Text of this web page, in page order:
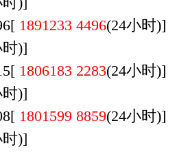
1891233 4496(24小时
时)]
1806183 2283(24小时
时)]
1801599 8859(24小时
时)]